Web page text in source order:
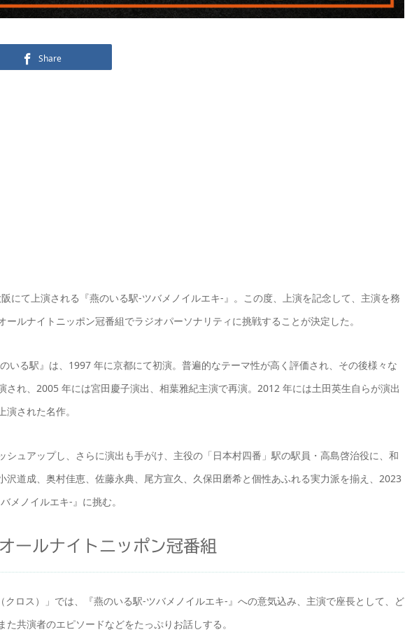
Share
にて上演される『燕のいる駅-ツバメノイルエキ-』。この度、上演を記念して、主演を務
ルナイトニッポン冠番組でラジオパーソナリティに挑戦することが決定した。
いる駅』は、1997 年に京都にて初演。普遍的なテーマ性が高く評価され、その後様々な
され、2005 年には宮田慶子演出、相葉雅紀主演で再演。2012 年には土田英生自らが演出
された名作。
シュアップし、さらに演出も手がけ、主役の「日本村四番」駅の駅員・高島啓治役に、和
沢道成、奥村佳恵、佐藤永典、尾方宣久、久保田磨希と個性あふれる実力派を揃え、2023
メノイルエキ-』に挑む。
ールナイトニッポン冠番組
クロス）」では、『燕のいる駅-ツバメノイルエキ-』への意気込み、主演で座長として、ど
共演者のエピソードなどをたっぷりお話しする。